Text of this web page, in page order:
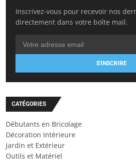
Inscrivez-vous pour recevoir nos
directement dans votre boîte mail.
S'INSCRIRE
CATÉGORIES
Débutants en Bricolage
Décoration Intérieure
Jardin et Extérieur
Outils et Matériel